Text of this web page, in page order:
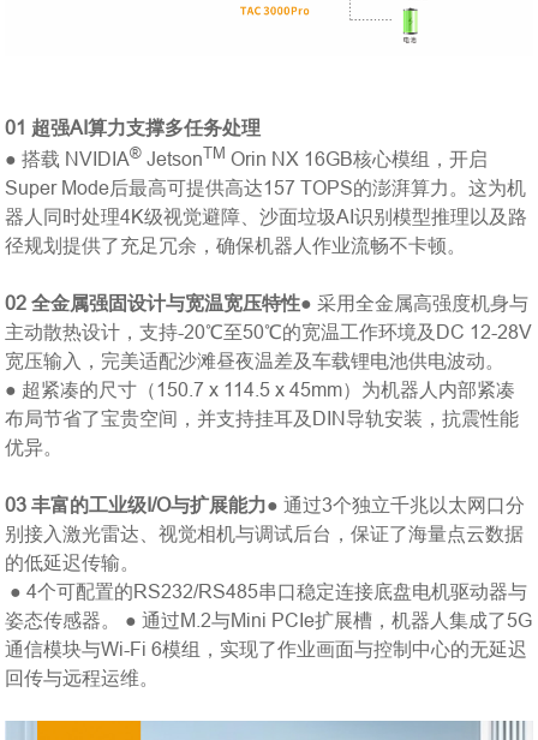
01 超强AI算力支撑多任务处理
● 搭载 NVIDIA® JetsonTM Orin NX 16GB核心模组，开启
Super Mode后最高可提供高达157 TOPS的澎湃算力。这为机
器人同时处理4K级视觉避障、沙面垃圾AI识别模型推理以及路
径规划提供了充足冗余，确保机器人作业流畅不卡顿。
02全金属强固设计与宽温宽压特性● 采用全金属高强度机身与
主动散热设计，支持-20℃至50℃的宽温工作环境及DC 12-28V
宽压输入，完美适配沙滩昼夜温差及车载锂电池供电波动。
● 超紧凑的尺寸（150.7 x 114.5 x 45mm）为机器人内部紧凑
布局节省了宝贵空间，并支持挂耳及DIN导轨安装，抗震性能
优异。
03丰富的工业级I/O与扩展能力● 通过3个独立千兆以太网口分
别接入激光雷达、视觉相机与调试后台，保证了海量点云数据
的低延迟传输。
● 4个可配置的RS232/RS485串口稳定连接底盘电机驱动器与
姿态传感器。
● 通过M.2与Mini PCIe扩展槽，机器人集成了5G
通信模块与Wi-Fi 6模组，实现了作业画面与控制中心的无延迟
回传与远程运维。